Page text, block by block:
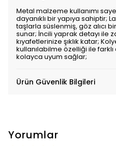
Metal malzeme kullanımı
dayanıklı bir yapıya sahiptir;
taşlarla süslenmiş, göz alıcı
sunar; İncili yaprak detayı ile
kıyafetlerinize şıklık katar;
kullanılabilme özelliği ile
kolayca uyum sağlar;
Ürün Güvenlik Bilgileri
Yorumlar